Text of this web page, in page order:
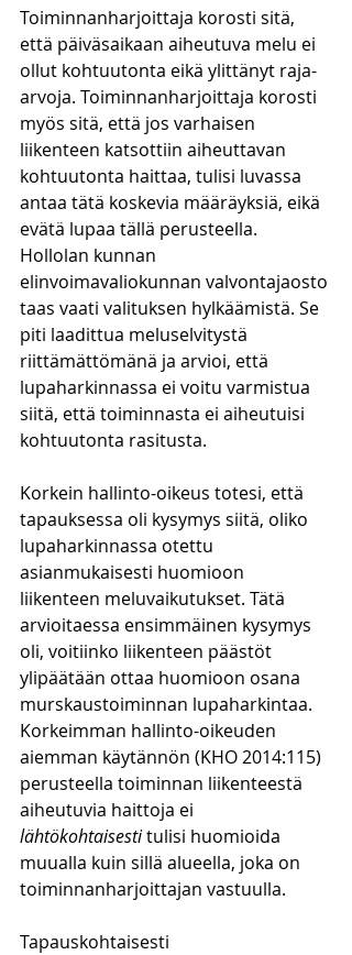
Toiminnanharjoittaja korosti sitä,
että päiväsaikaan aiheutuva melu ei
ollut kohtuutonta eikä ylittänyt raja-
arvoja. Toiminnanharjoittaja korosti
myös sitä, että jos varhaisen
liikenteen katsottiin aiheuttavan
kohtuutonta haittaa, tulisi luvassa
antaa tätä koskevia määräyksiä, eikä
evätä lupaa tällä perusteella.
Hollolan kunnan
elinvoimavaliokunnan valvontajaosto
taas vaati valituksen hylkäämistä. Se
piti laadittua meluselvitystä
riittämättömänä ja arvioi, että
lupaharkinnassa ei voitu varmistua
siitä, että toiminnasta ei aiheutuisi
kohtuutonta rasitusta.
Korkein hallinto-oikeus totesi, että
tapauksessa oli kysymys siitä, oliko
lupaharkinnassa otettu
asianmukaisesti huomioon
liikenteen meluvaikutukset. Tätä
arvioitaessa ensimmäinen kysymys
oli, voitiinko liikenteen päästöt
ylipäätään ottaa huomioon osana
murskaustoiminnan lupaharkintaa.
Korkeimman hallinto-oikeuden
aiemman käytännön (KHO 2014:115)
perusteella toiminnan liikenteestä
aiheutuvia haittoja ei
lähtökohtaisesti tulisi huomioida
muualla kuin sillä alueella, joka on
toiminnanharjoittajan vastuulla.
Tapauskohtaisesti